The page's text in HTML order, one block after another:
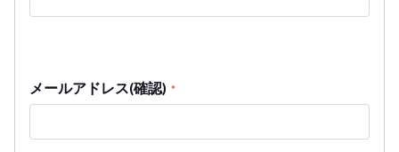
メールアドレス(確認) *